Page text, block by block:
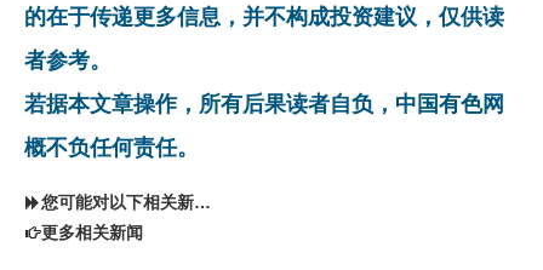
的在于传递更多信息，并不构成投资建议，仅供读
者参考。
若据本文章操作，所有后果读者自负，中国有色网
概不负任何责任。
您可能对以下相关新闻同样感兴趣
更多相关新闻